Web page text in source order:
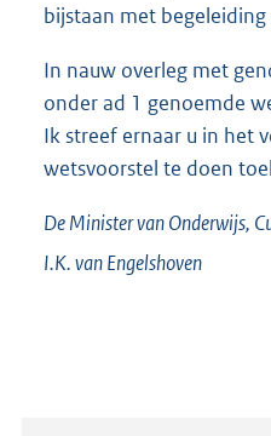
bijstaan met begeleiding
In nauw overleg met
onder ad 1 genoemde
Ik streef ernaar u in het
wetsvoorstel te doen
De Minister van Onderwijs,
I.K. vanEngelshoven